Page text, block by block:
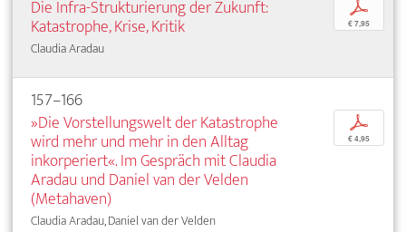
Die Infra-Strukturierung der Zukunft:
Katastrophe, Krise, Kritik
Claudia Aradau
p
€ 7,95
157–166
»Die Vorstellungswelt der Katastrophe
wird mehr und mehr in den Alltag
inkorperiert«. Im Gespräch mit Claudia
Aradau und Daniel van der Velden
(Metahaven)
Claudia Aradau, Daniel van der Velden
p
€ 4,95